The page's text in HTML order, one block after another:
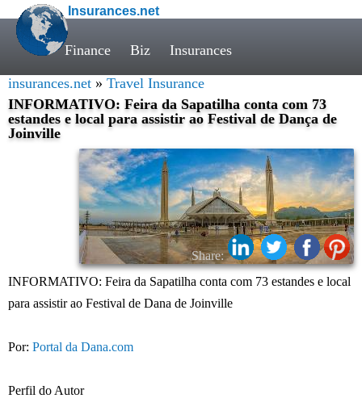
Insurances.net
Finance Biz Insurances
insurances.net » Travel Insurance
INFORMATIVO: Feira da Sapatilha conta com 73
estandes e local para assistir ao Festival de Dança de
Joinville
Share:
INFORMATIVO: Feira da Sapatilha conta com 73 estandes e local
para assistir ao Festival de Dana de Joinville
Por: Portal da Dana.com
Perfil do Autor